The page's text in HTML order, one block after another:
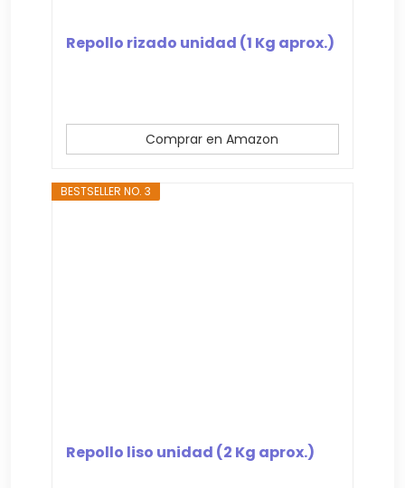
Repollo rizado unidad (1 Kg aprox.)
Comprar en Amazon
BESTSELLER NO. 3
Repollo liso unidad (2 Kg aprox.)